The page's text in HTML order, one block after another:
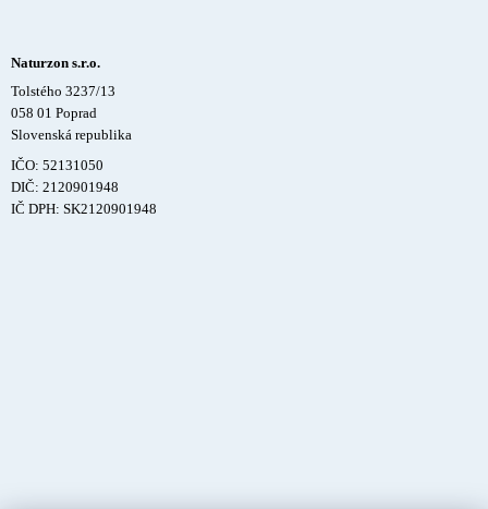
Naturzon s.r.o.
Tolstého 3237/13
058 01 Poprad
Slovenská republika
IČO: 52131050
DIČ: 2120901948
IČ DPH: SK2120901948